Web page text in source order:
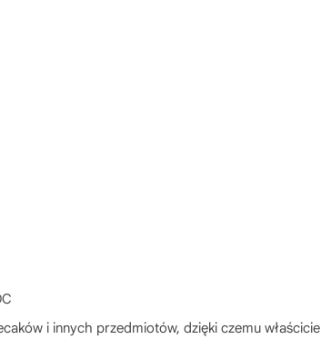
i innych przedmiotów, dzięki czemu